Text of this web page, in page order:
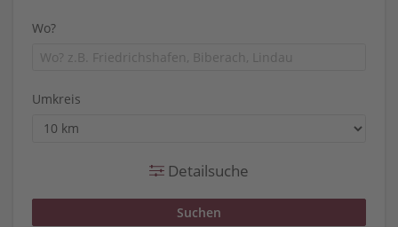
Wo?
Umkreis
Detailsuche